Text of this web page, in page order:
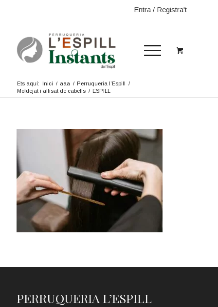
Entra / Registra't
Ets aquí: Inici / aaa / Perruqueria l’Espill /
Moldejat i allisat de cabells / ESPILL
PERRUQUERIA L’ESPILL